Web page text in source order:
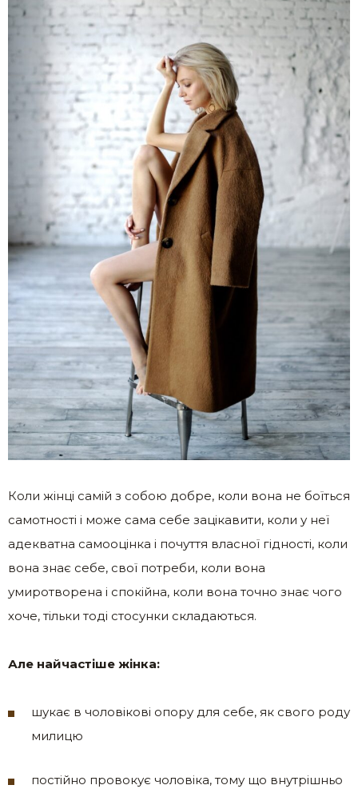
Коли жінці самій з собою добре, коли вона не боїться
самотності і може сама себе зацікавити, коли у неї
адекватна самооцінка і почуття власної гідності, коли
вона знає себе, свої потреби, коли вона
умиротворена і спокійна, коли вона точно знає чого
хоче, тільки тоді стосунки складаються.
Але найчастіше жінка:
шукає в чоловікові опору для себе, як свого роду
милицю
постійно провокує чоловіка, тому що внутрішньо